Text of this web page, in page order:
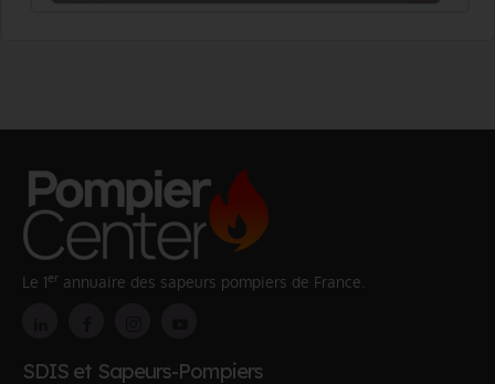
Le 1er annuaire des sapeurs pompiers de France.
SDIS et Sapeurs-Pompiers